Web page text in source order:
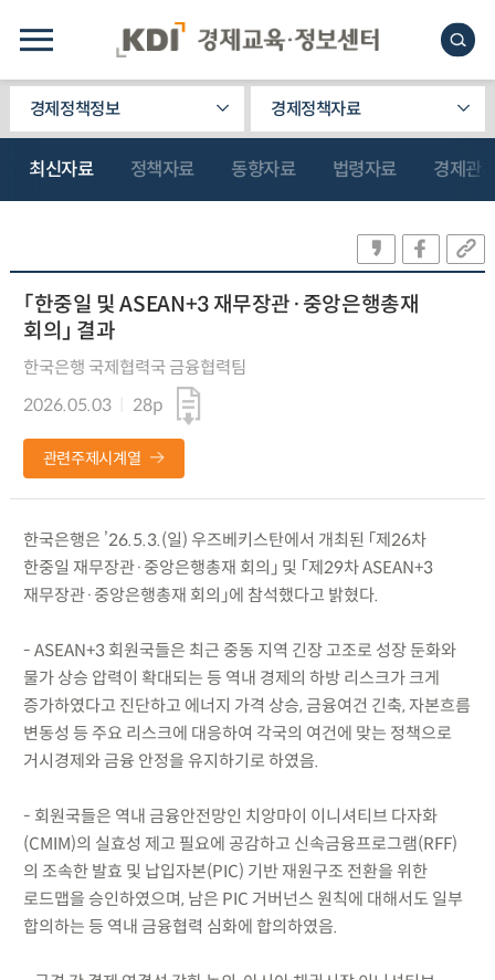
경제정책정보 경제정책자료
최신자료 정책자료 동향자료 법령자료 경제관
「한중일 및 ASEAN+3 재무장관·중앙은행총재
회의」 결과
한국은행 국제협력국 금융협력팀
2026.05.03
28p
관련주제시계열
한국은행은 ’26.5.3.(일) 우즈베키스탄에서 개최된 「제26차
한중일 재무장관·중앙은행총재 회의」 및 「제29차 ASEAN+3
재무장관·중앙은행총재 회의」에 참석했다고 밝혔다.
- ASEAN+3 회원국들은 최근 중동 지역 긴장 고조로 성장 둔화와
물가 상승 압력이 확대되는 등 역내 경제의 하방 리스크가 크게
증가하였다고 진단하고 에너지 가격 상승, 금융여건 긴축, 자본흐름
변동성 등 주요 리스크에 대응하여 각국의 여건에 맞는 정책으로
거시경제와 금융 안정을 유지하기로 하였음.
- 회원국들은 역내 금융안전망인 치앙마이 이니셔티브 다자화
(CMIM)의 실효성 제고 필요에 공감하고 신속금융프로그램(RFF)
의 조속한 발효 및 납입자본(PIC) 기반 재원구조 전환을 위한
로드맵을 승인하였으며, 남은 PIC 거버넌스 원칙에 대해서도 일부
합의하는 등 역내 금융협력 심화에 합의하였음.